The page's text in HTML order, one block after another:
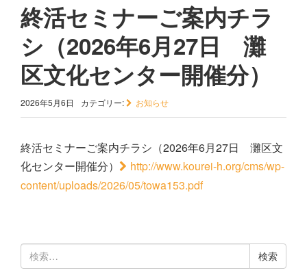
終活セミナーご案内チラ
シ（2026年6月27日 灘
区文化センター開催分）
2026年5月6日 カテゴリー: お知らせ
終活セミナーご案内チラシ（2026年6月27日 灘区文
化センター開催分）
http://www.kourei-h.org/cms/wp-
content/uploads/2026/05/towa153.pdf
検
索: